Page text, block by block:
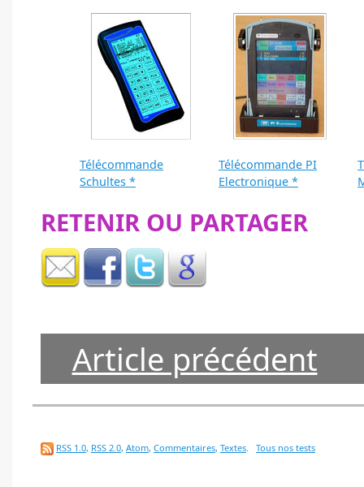
Télécommande
Schultes *
Télécommande PI
Electronique *
RETENIR OU PARTAGER
Article précédent
RSS 1.0, RSS 2.0, Atom, Commentaires, Textes. Tous nos tests